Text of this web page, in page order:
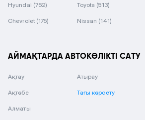
Hyundai (762) Toyota (513)
Chevrolet (175) Nissan (141)
АЙМАҚТАРДА АВТОКӨЛІКТІ САТУ
Ақтау
Ақтөбе
Алматы
Атырау
Тағы көрсету